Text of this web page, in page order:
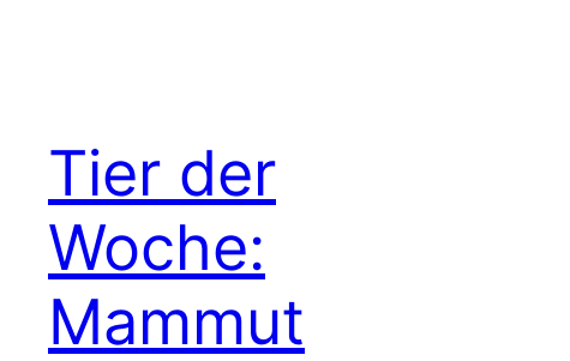
Tier der
Woche:
Mammut